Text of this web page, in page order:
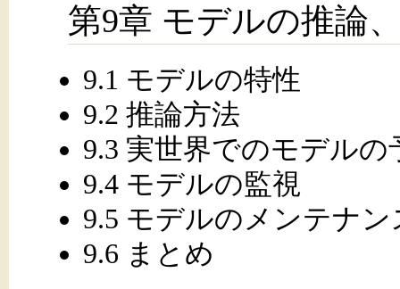
第9章 モデルの推論
9.1 モデルの特性
9.2 推論方法
9.3 実世界でのモデルの
9.4 モデルの監視
9.5 モデルのメンテナン
9.6 まとめ